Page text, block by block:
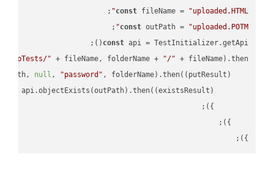
const fileName = "uploaded.HTML"
;
const outPath = "uploaded.POTM"
;
const api = TestInitializer.getApi();
"TempTests/" + fileName, folderName + "/" + fileName).then(
null , "password" , folderName).then( ( putResult ) =>
api.objectExists(outPath).then( (existsResult ) =>
});